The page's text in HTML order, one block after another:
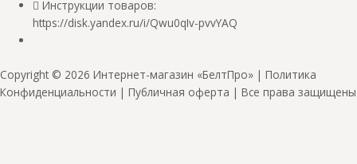
Инструкции товаров:
https://disk.yandex.ru/i/Qwu0qIv-pvvYAQ
Copyright © 2026 Интернет-магазин «БелтПро» | Политика
Конфиденциальности | Публичная оферта | Все права защищены